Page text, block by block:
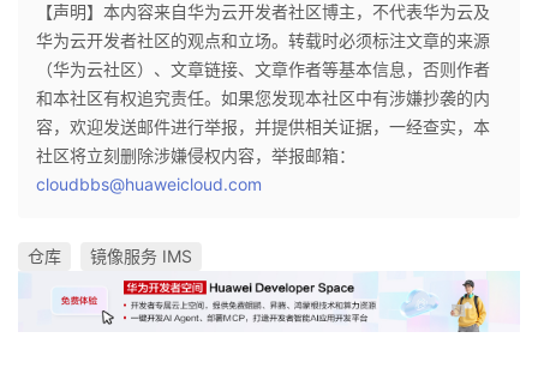
【声明】本内容来自华为云开发者社区博主，不代表华为云及
华为云开发者社区的观点和立场。转载时必须标注文章的来源
（华为云社区）、文章链接、文章作者等基本信息，否则作者
和本社区有权追究责任。如果您发现本社区中有涉嫌抄袭的内
容，欢迎发送邮件进行举报，并提供相关证据，一经查实，本
社区将立刻删除涉嫌侵权内容，举报邮箱：
cloudbbs@huaweicloud.com
仓库 镜像服务 IMS